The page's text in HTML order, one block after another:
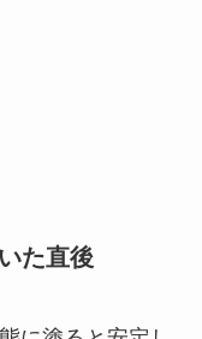
た直後